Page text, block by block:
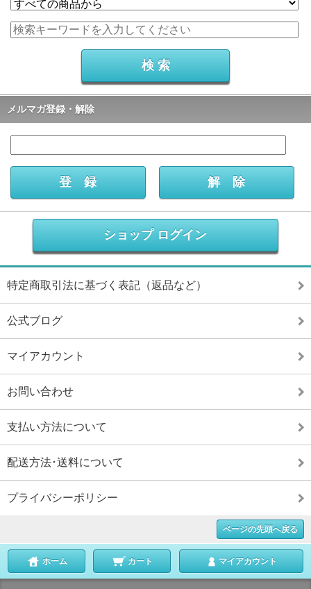
メルマガ登録・解除
ショップ ログイン
特定商取引法に基づく表記（返品など）
公式ブログ
マイアカウント
お問い合わせ
支払い方法について
配送方法･送料について
プライバシーポリシー
ページの先頭へ戻る
ホーム カート マイアカウント